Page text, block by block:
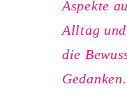
Aspekte
Alltag
die
Gedanken.